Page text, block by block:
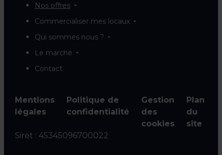
Nos offres
Commercialiser mes locaux
Qui sommes nous ?
Le marché
Contact
Mentions
légales
Politique de
confidentialité
Gestion
des
cookies
Plan
du
site
Siret : 45345096700022